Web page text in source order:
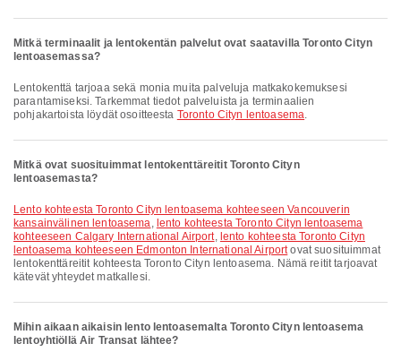
Mitkä terminaalit ja lentokentän palvelut ovat saatavilla Toronto Cityn
lentoasemassa?
Lentokenttä tarjoaa sekä monia muita palveluja matkakokemuksesi
parantamiseksi. Tarkemmat tiedot palveluista ja terminaalien
pohjakartoista löydät osoitteesta Toronto Cityn lentoasema.
Mitkä ovat suosituimmat lentokenttäreitit Toronto Cityn
lentoasemasta?
lento kohteesta Toronto Cityn lentoasema kohteeseen Vancouverin
kansainvälinen lentoasema, lento kohteesta Toronto Cityn lentoasema
kohteeseen Calgary International Airport, lento kohteesta Toronto Cityn
lentoasema kohteeseen Edmonton International Airportovat suosituimmat
lentokenttäreitit kohteesta Toronto Cityn lentoasema. Nämä reitit tarjoavat
kätevät yhteydet matkallesi.
Mihin aikaan aikaisin lento lentoasemalta Toronto Cityn lentoasema
lentoyhtiöllä Air Transat lähtee?